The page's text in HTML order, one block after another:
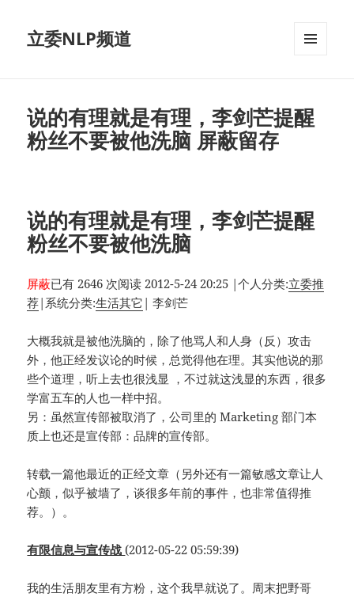
立委NLP频道
说的有理就是有理，李剑芒提醒
粉丝不要被他洗脑 屏蔽留存
说的有理就是有理，李剑芒提醒
粉丝不要被他洗脑
屏蔽已有 2646 次阅读 2012-5-24 20:25 |个人分类:立委推
荐| 系统分类:生活其它 | 李剑芒
大概我就是被他洗脑的，除了他骂人和人身（反）攻击
外，他正经发议论的时候，总觉得他在理。其实他说的那
些个道理，听上去也很浅显 ，不过就这浅显的东西，很多
学富五车的人也一样中招。
另：虽然宣传部被取消了，公司里的 Marketing 部门本
质上也还是宣传部：品牌的宣传部。
转载一篇他最近的正经文章（另外还有一篇敏感文章让人
心颤，似乎被墙了，谈很多年前的事件，也非常值得推
荐。）。
有限信息与宣传战(2012-05-22 05:59:39)
我的生活朋友里有方粉，这个我早就说了。周末把野哥